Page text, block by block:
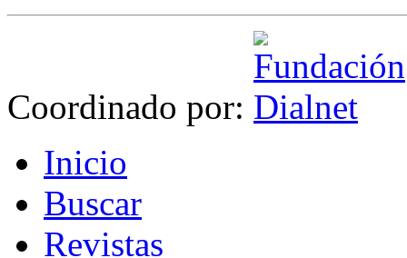
Coordinado por:
Inicio
Buscar
Revistas